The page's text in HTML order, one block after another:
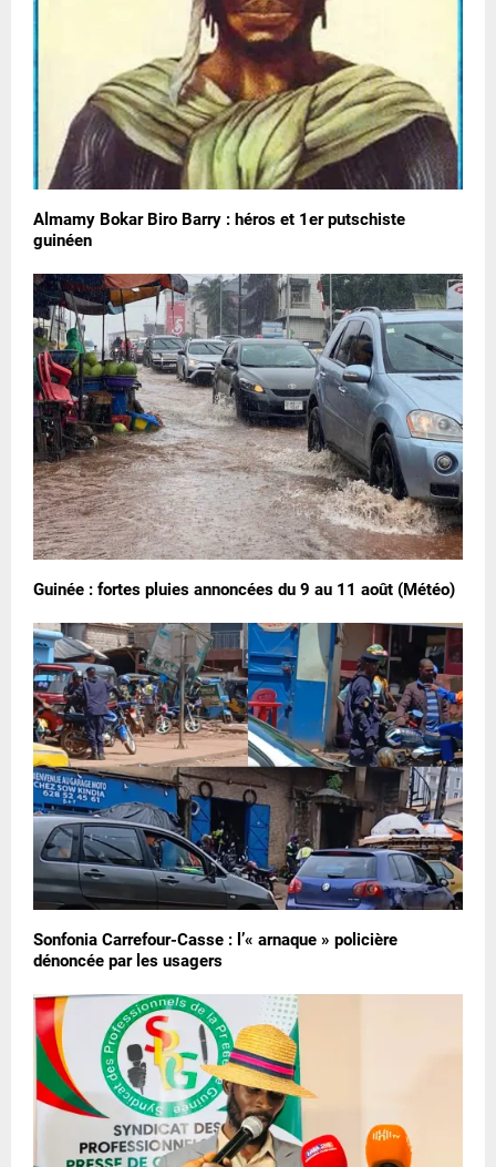
Almamy Bokar Biro Barry : héros et 1er putschiste
guinéen
Guinée : fortes pluies annoncées du 9 au 11 août (Météo)
Sonfonia Carrefour-Casse : l’« arnaque » policière
dénoncée par les usagers